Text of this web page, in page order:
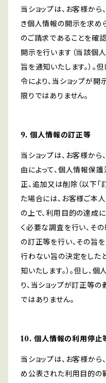
当ショップは、お客様か
き個人情報の開示を求め
のご請求であることを確
開示を行います（当該個
旨を通知いたします。）。
令により、当ショップが
限りではありません。
9. 個人情報の訂正等
当ショップは、お客様か
由によって、個人情報保
正、追加又は削除（以下「
た場合には、お客様ご本
の上で、利用目的の達成
く必要な調査を行い、そ
の訂正等を行い、その旨
行わない旨の決定をした
知いたします。）。但し、
り、当ショップが訂正等
ではありません。
10. 個人情報の利用停止
当ショップは、お客様か
め公表された利用目的の